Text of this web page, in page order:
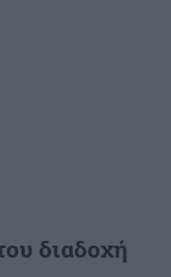
διαδοχή